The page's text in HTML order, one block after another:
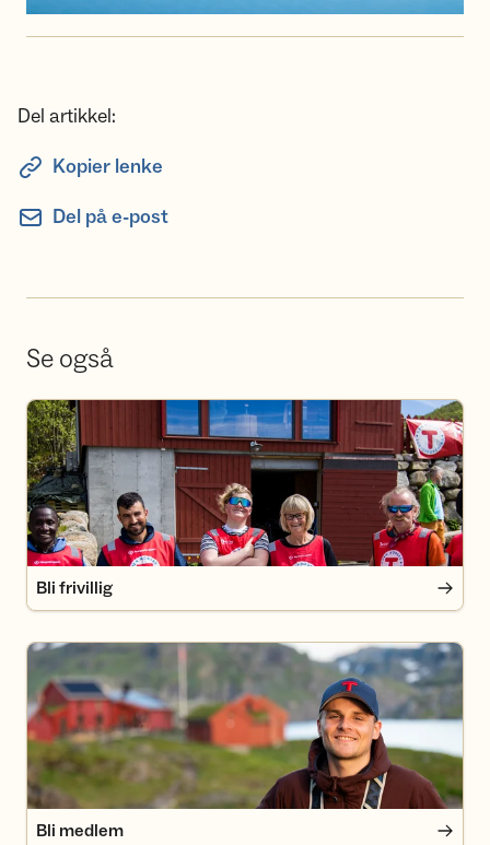
Del artikkel:
Kopier lenke
Del på e-post
Se også
Bli frivillig
Bli frivillig
Bli medlem
Bli medlem